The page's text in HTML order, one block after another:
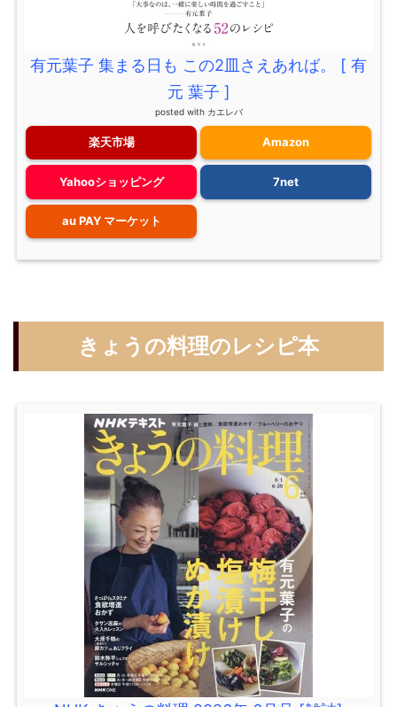
有元葉子 集まる日も この2皿さえあれば。 [ 有
元 葉子 ]
posted with カエレバ
楽天市場 Amazon
Yahooショッピング 7net
au PAY マーケット
きょうの料理のレシピ本